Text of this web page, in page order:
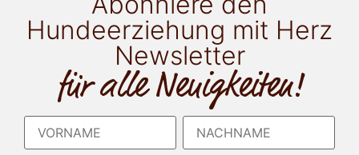
Hundeerziehung mit Herz
Newsletter
für alle Neuigkeiten!